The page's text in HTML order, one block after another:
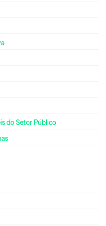
do Setor Público